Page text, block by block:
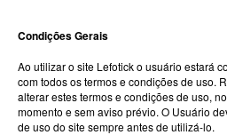
Condições Gerais
Ao utilizar o site Lefotick o usuário estará
com todos os termos e condições de uso.
alterar estes termos e condições de uso,
momento e sem aviso prévio. O Usuário
de uso do site sempre antes de utilizá-lo.